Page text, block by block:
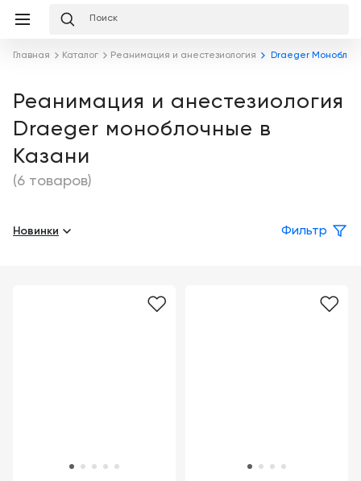
Клиника
ключ
кабинет
ваш
Лизинг
Льготное
кредитование
Сервисное
Главная Каталог Реанимация и анестезиология Draeger
Реанимация и анестезиология
Draeger моноблочные в
Казани
(6 товаров)
Новинки Фильтр